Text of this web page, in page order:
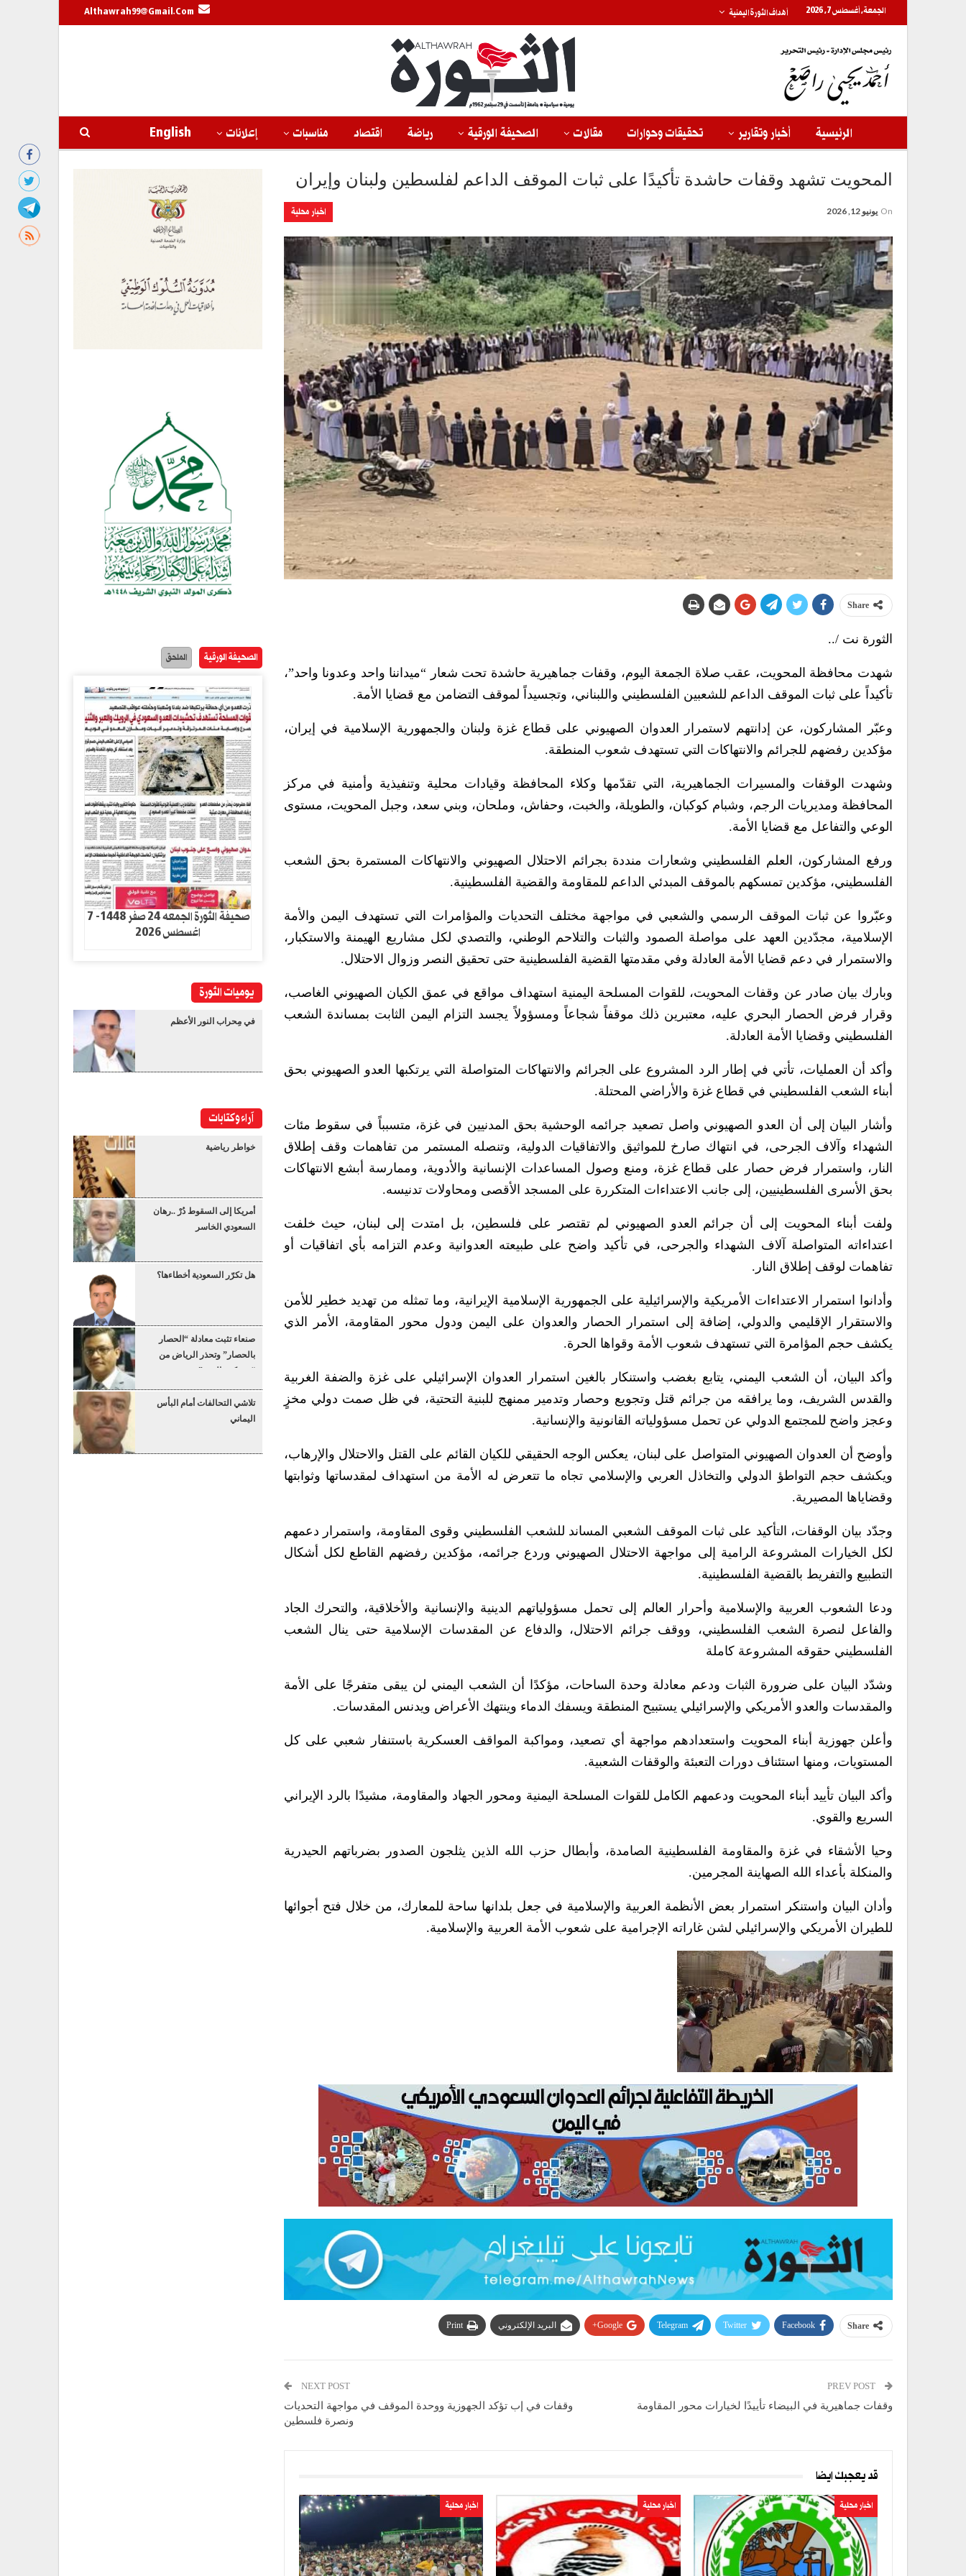
الجمعة, أغسطس 7, 2026 أهداف الثورة اليمنية Althawrah99@gmail.com
الرئيسية أخبار وتقارير تحقيقات وحوارات مقالات الصحيفة الورقية رياضة اقتصاد مناسبات إعلانات English
المحويت تشهد وقفات حاشدة تأكيدًا على ثبات الموقف الداعم لفلسطين ولبنان وإيران
اخبار محلية On يونيو 12, 2026
Share
الثورة نت /..
شهدت محافظة المحويت، عقب صلاة الجمعة اليوم، وقفات جماهيرية حاشدة تحت شعار “ميداننا واحد وعدونا واحد”،
تأكيداً على ثبات الموقف الداعم للشعبين الفلسطيني واللبناني، وتجسيداً لموقف التضامن مع قضايا الأمة.
وعبّر المشاركون، عن إدانتهم لاستمرار العدوان الصهيوني على قطاع غزة ولبنان والجمهورية الإسلامية في إيران،
مؤكدين رفضهم للجرائم والانتهاكات التي تستهدف شعوب المنطقة.
وشهدت الوقفات والمسيرات الجماهيرية، التي تقدّمها وكلاء المحافظة وقيادات محلية وتنفيذية وأمنية في مركز
المحافظة ومديريات الرجم، وشبام كوكبان، والطويلة، والخبت، وحفاش، وملحان، وبني سعد، وجبل المحويت، مستوى
الوعي والتفاعل مع قضايا الأمة.
ورفع المشاركون، العلم الفلسطيني وشعارات منددة بجرائم الاحتلال الصهيوني والانتهاكات المستمرة بحق الشعب
الفلسطيني، مؤكدين تمسكهم بالموقف المبدئي الداعم للمقاومة والقضية الفلسطينية.
وعبّروا عن ثبات الموقف الرسمي والشعبي في مواجهة مختلف التحديات والمؤامرات التي تستهدف اليمن والأمة
الإسلامية، مجدّدين العهد على مواصلة الصمود والثبات والتلاحم الوطني، والتصدي لكل مشاريع الهيمنة والاستكبار،
والاستمرار في دعم قضايا الأمة العادلة وفي مقدمتها القضية الفلسطينية حتى تحقيق النصر وزوال الاحتلال.
وبارك بيان صادر عن وقفات المحويت، للقوات المسلحة اليمنية استهداف مواقع في عمق الكيان الصهيوني الغاصب،
وقرار فرض الحصار البحري عليه، معتبرين ذلك موقفاً شجاعاً ومسؤولاً يجسد التزام اليمن الثابت بمساندة الشعب
الفلسطيني وقضايا الأمة العادلة.
وأكد أن العمليات، تأتي في إطار الرد المشروع على الجرائم والانتهاكات المتواصلة التي يرتكبها العدو الصهيوني بحق
أبناء الشعب الفلسطيني في قطاع غزة والأراضي المحتلة.
وأشار البيان إلى أن العدو الصهيوني واصل تصعيد جرائمه الوحشية بحق المدنيين في غزة، متسبباً في سقوط مئات
الشهداء وآلاف الجرحى، في انتهاك صارخ للمواثيق والاتفاقيات الدولية، وتنصله المستمر من تفاهمات وقف إطلاق
النار، واستمرار فرض حصار على قطاع غزة، ومنع وصول المساعدات الإنسانية والأدوية، وممارسة أبشع الانتهاكات
بحق الأسرى الفلسطينيين، إلى جانب الاعتداءات المتكررة على المسجد الأقصى ومحاولات تدنيسه.
ولفت أبناء المحويت إلى أن جرائم العدو الصهيوني لم تقتصر على فلسطين، بل امتدت إلى لبنان، حيث خلفت
اعتداءاته المتواصلة آلاف الشهداء والجرحى، في تأكيد واضح على طبيعته العدوانية وعدم التزامه بأي اتفاقيات أو
تفاهمات لوقف إطلاق النار.
وأدانوا استمرار الاعتداءات الأمريكية والإسرائيلية على الجمهورية الإسلامية الإيرانية، وما تمثله من تهديد خطير للأمن
والاستقرار الإقليمي والدولي، إضافة إلى استمرار الحصار والعدوان على اليمن ودول محور المقاومة، الأمر الذي
يكشف حجم المؤامرة التي تستهدف شعوب الأمة وقواها الحرة.
وأكد البيان، أن الشعب اليمني، يتابع بغضب واستنكار بالغين استمرار العدوان الإسرائيلي على غزة والضفة الغربية
والقدس الشريف، وما يرافقه من جرائم قتل وتجويع وحصار وتدمير ممنهج للبنية التحتية، في ظل صمت دولي مخزٍ
وعجز واضح للمجتمع الدولي عن تحمل مسؤولياته القانونية والإنسانية.
وأوضح أن العدوان الصهيوني المتواصل على لبنان، يعكس الوجه الحقيقي للكيان القائم على القتل والاحتلال والإرهاب،
ويكشف حجم التواطؤ الدولي والتخاذل العربي والإسلامي تجاه ما تتعرض له الأمة من استهداف لمقدساتها وثوابتها
وقضاياها المصيرية.
وجدّد بيان الوقفات، التأكيد على ثبات الموقف الشعبي المساند للشعب الفلسطيني وقوى المقاومة، واستمرار دعمهم
لكل الخيارات المشروعة الرامية إلى مواجهة الاحتلال الصهيوني وردع جرائمه، مؤكدين رفضهم القاطع لكل أشكال
التطبيع والتفريط بالقضية الفلسطينية.
ودعا الشعوب العربية والإسلامية وأحرار العالم إلى تحمل مسؤولياتهم الدينية والإنسانية والأخلاقية، والتحرك الجاد
والفاعل لنصرة الشعب الفلسطيني، ووقف جرائم الاحتلال، والدفاع عن المقدسات الإسلامية حتى ينال الشعب
الفلسطيني حقوقه المشروعة كاملة
وشدّد البيان على ضرورة الثبات ودعم معادلة وحدة الساحات، مؤكدًا أن الشعب اليمني لن يبقى متفرجًا على الأمة
والمقدسات والعدو الأمريكي والإسرائيلي يستبيح المنطقة ويسفك الدماء وينتهك الأعراض ويدنس المقدسات.
وأعلن جهوزية أبناء المحويت واستعدادهم مواجهة أي تصعيد، ومواكبة المواقف العسكرية باستنفار شعبي على كل
المستويات، ومنها استئناف دورات التعبئة والوقفات الشعبية.
وأكد البيان تأييد أبناء المحويت ودعمهم الكامل للقوات المسلحة اليمنية ومحور الجهاد والمقاومة، مشيدًا بالرد الإيراني
السريع والقوي.
وحيا الأشقاء في غزة والمقاومة الفلسطينية الصامدة، وأبطال حزب الله الذين يثلجون الصدور بضرباتهم الحيدرية
والمنكلة بأعداء الله الصهاينة المجرمين.
وأدان البيان واستنكر استمرار بعض الأنظمة العربية والإسلامية في جعل بلدانها ساحة للمعارك، من خلال فتح أجوائها
للطيران الأمريكي والإسرائيلي لشن غاراته الإجرامية على شعوب الأمة العربية والإسلامية.
Share
Facebook
Twitter
Telegram
Google+ البريد الإلكتروني Print
وقفات جماهيرية في البيضاء تأييدًا لخيارات محور المقاومة
NEXT POST
وقفات في إب تؤكد الجهوزية ووحدة الموقف في مواجهة التحديات
ونصرة فلسطين
قد يعجبك ايضا
اخبار محلية اخبار محلية اخبار محلية
الصحيفة الورقية الملحق
صحيفة الثورة الجمعه 24 صفر 1448- 7
اغسطس 2026
يوميات الثورة
في مِحراب النور الأعظم
آراء وكتابات
خواطر رياضية
أمريكا إلى السقوط دُرْ ..رهان
السعودي الخاسر
هل تكرّر السعودية أخطاءها؟
صنعاء تثبت معادلة “الحصار
بالحصار” وتحذر الرياض من
“عسكرة البحر”
تلاشي التحالفات أمام البأس
اليماني